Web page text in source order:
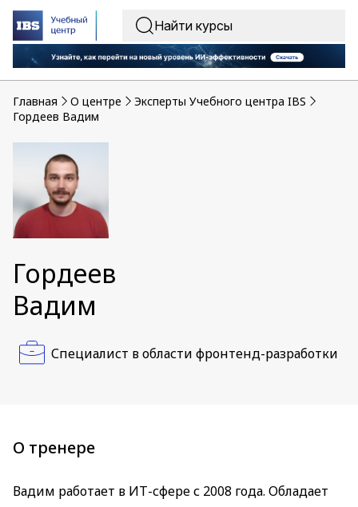
Главная O центре
Эксперты Учебного центра IBS
Гордеев Вадим
Гордеев
Вадим
Специалист в области фронтенд-разработки
О тренере
Вадим работает в ИТ-сфере с 2008 года. Обладает